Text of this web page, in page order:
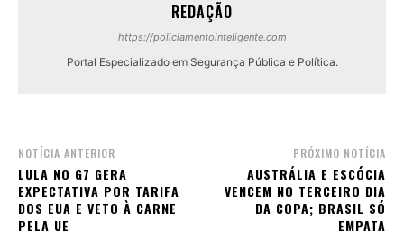
REDAÇÃO
https://policiamentointeligente.com
Portal Especializado em Segurança Pública e Política.
NOTÍCIA ANTERIOR
LULA NO G7 GERA
EXPECTATIVA POR TARIFA
DOS EUA E VETO À CARNE
PELA UE
PRÓXIMO NOTÍCIA
AUSTRÁLIA E ESCÓCIA
VENCEM NO TERCEIRO DIA
DA COPA; BRASIL SÓ
EMPATA